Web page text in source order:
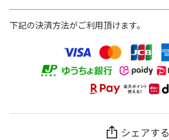
下記の決済方法がご利用頂けます。
シェアする